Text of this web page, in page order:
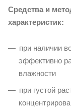
Средства и
характеристик:
при наличии
эффективно
влажности
при густой